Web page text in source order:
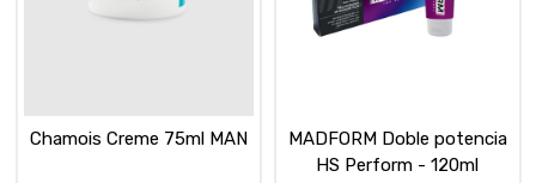
Chamois Creme 75ml MAN
MADFORM Doble potencia
HS Perform - 120ml